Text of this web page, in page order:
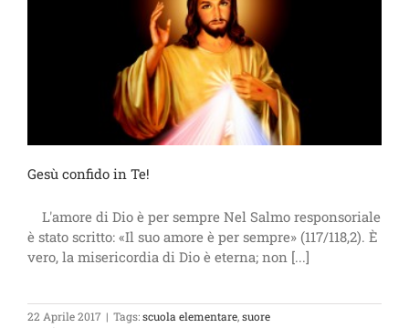
Gesù confido in Te!
L'amore di Dio è per sempre Nel Salmo responsoriale
è stato scritto: «Il suo amore è per sempre» (117/118,2). È
vero, la misericordia di Dio è eterna; non [...]
22 Aprile 2017 | Tags:scuola elementare,suore